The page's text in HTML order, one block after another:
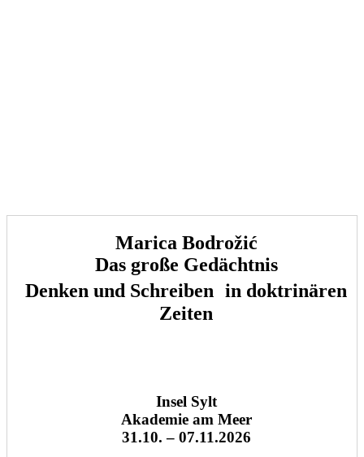
Marica Bodrožić
Das große Gedächtnis
Denken und Schreiben in doktrinären
Zeiten
Insel Sylt
Akademie am Meer
31.10. – 07.11.2026